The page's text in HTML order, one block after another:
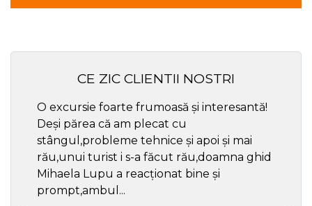
CE ZIC CLIENTII NOSTRI
O excursie foarte frumoasă și interesantă!
Deși părea că am plecat cu
stângul,probleme tehnice și apoi și mai
rău,unui turist i s-a făcut rău,doamna ghid
Mihaela Lupu a reacționat bine și
prompt,ambul...